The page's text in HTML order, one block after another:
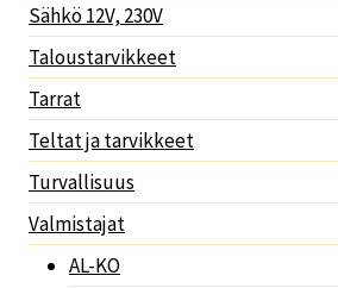
Sähkö 12V, 230V
Taloustarvikkeet
Tarrat
Teltat ja tarvikkeet
Turvallisuus
Valmistajat
AL-KO